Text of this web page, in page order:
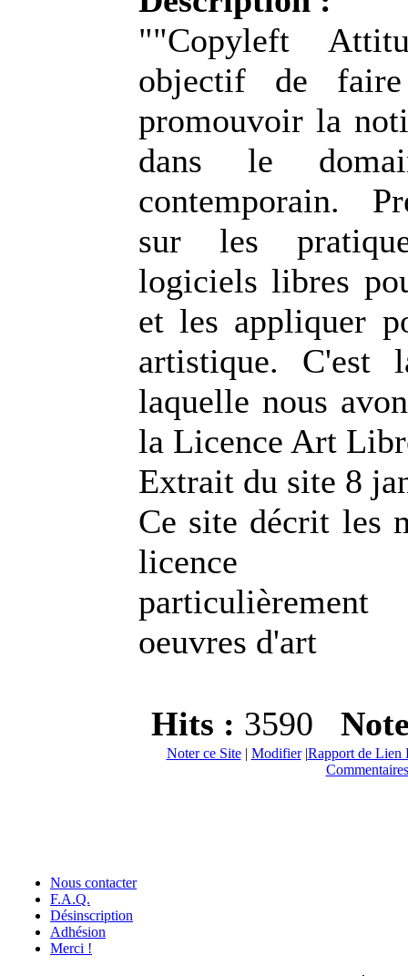
""Copyleft
objectif de
promouvoir la
dans le
contemporain.
sur les
logiciels libres
et les appliquer
artistique. C'est
laquelle nous
la Licence Art
Extrait du site 8
Ce site décrit les
licence
oeuvres d'art
Hits : 3590
Noter ce Site| Modifier|Rapport de Lien
Nous contacter
F.A.Q.
Désinscription
Adhésion
Merci !